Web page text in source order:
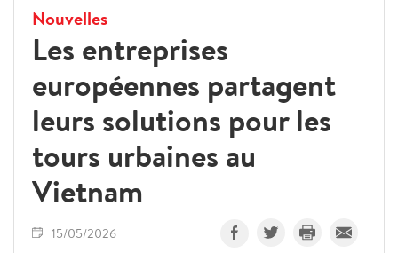
Nouvelles
Les entreprises
européennes partagent
leurs solutions pour les
tours urbaines au
Vietnam
15/05/2026